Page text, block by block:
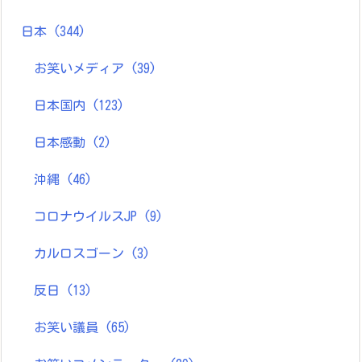
日本 (344)
お笑いメディア (39)
日本国内 (123)
日本感動 (2)
沖縄 (46)
コロナウイルスJP (9)
カルロスゴーン (3)
反日 (13)
お笑い議員 (65)